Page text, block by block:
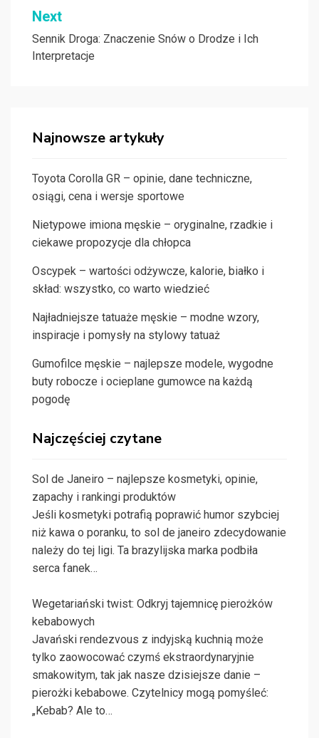
Next
Sennik Droga: Znaczenie Snów o Drodze i Ich
Interpretacje
Najnowsze artykuły
Toyota Corolla GR – opinie, dane techniczne,
osiągi, cena i wersje sportowe
Nietypowe imiona męskie – oryginalne, rzadkie i
ciekawe propozycje dla chłopca
Oscypek – wartości odżywcze, kalorie, białko i
skład: wszystko, co warto wiedzieć
Najładniejsze tatuaże męskie – modne wzory,
inspiracje i pomysły na stylowy tatuaż
Gumofilce męskie – najlepsze modele, wygodne
buty robocze i ocieplane gumowce na każdą
pogodę
Najczęściej czytane
Sol de Janeiro – najlepsze kosmetyki, opinie,
zapachy i rankingi produktów
Jeśli kosmetyki potrafią poprawić humor szybciej
niż kawa o poranku, to sol de janeiro zdecydowanie
należy do tej ligi. Ta brazylijska marka podbiła
serca fanek…
Wegetariański twist: Odkryj tajemnicę pierożków
kebabowych
Javański rendezvous z indyjską kuchnią może
tylko zaowocować czymś ekstraordynaryjnie
smakowitym, tak jak nasze dzisiejsze danie –
pierożki kebabowe. Czytelnicy mogą pomyśleć:
„Kebab? Ale to…